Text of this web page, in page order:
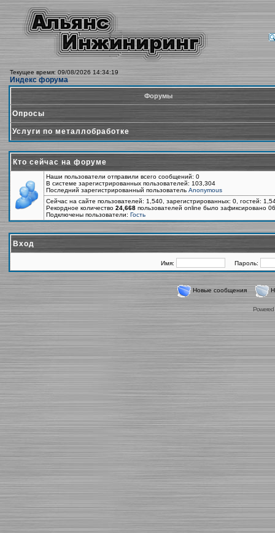
Текущее время: 09/08/2026 14:34:19
Индекс форума
Форумы
Опросы
Услуги по металлобработке
Кто сейчас на форуме
Наши пользователи отправили всего сообщений: 0
В системе зарегистрированных пользователей: 103,304
Последний зарегистрированный пользователь Anonymous
Сейчас на сайте пользователей: 1,540, зарегистрированных: 0, гостей:
Рекордное количество 24,668 пользователей online было зафиксировано
Подключены пользователи: Гость
Вход
Имя: Пароль:
Новые сообщения